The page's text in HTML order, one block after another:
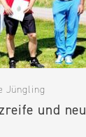
Jüngling
und